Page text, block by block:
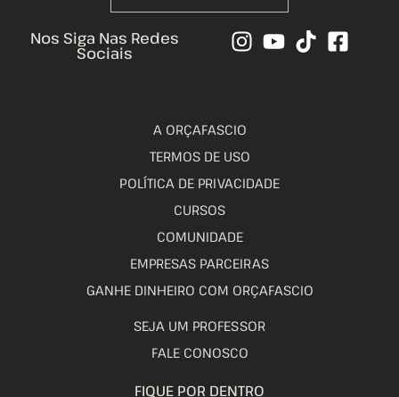
Nos Siga Nas Redes
Sociais
A ORÇAFASCIO
TERMOS DE USO
POLÍTICA DE PRIVACIDADE
CURSOS
COMUNIDADE
EMPRESAS PARCEIRAS
GANHE DINHEIRO COM ORÇAFASCIO
SEJA UM PROFESSOR
FALE CONOSCO
FIQUE POR DENTRO